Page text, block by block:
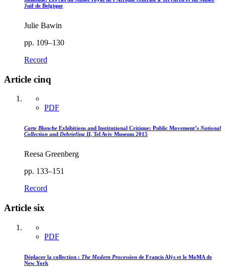
Juif de Belgique
Julie Bawin
pp. 109–130
Record
Article cinq
PDF
Carte Blanche Exhibitions and Institutional Critique: Public Movement’s National
Collection and Debriefing II, Tel Aviv Museum 2015
Reesa Greenberg
pp. 133–151
Record
Article six
PDF
Déplacer la collection : The Modern Procession de Francis Alÿs et le MoMA de
New York